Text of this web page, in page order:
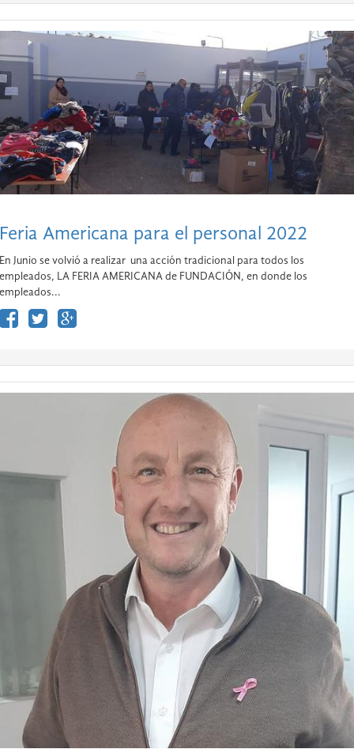
Feria Americana para el personal 2022
En Junio se volvió a realizar una acción tradicional para todos los
empleados, LA FERIA AMERICANA de FUNDACIÓN, en donde los
empleados...